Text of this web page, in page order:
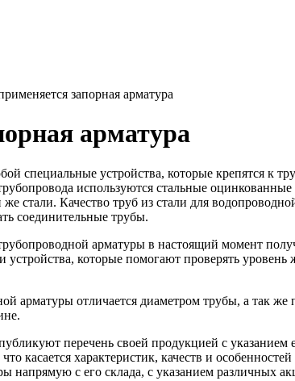
запорная арматура
арматура
специальные устройства, которые крепятся
используются стальные
стали. Качество труб из стали для
соединительные трубы.
арматуры в настоящий момент
устройства, которые помогают проверять
арматуры отличается диаметром трубы, а так
перечень своей продукцией с
касается характеристик, качеств и
напрямую с его склада, с указанием различных